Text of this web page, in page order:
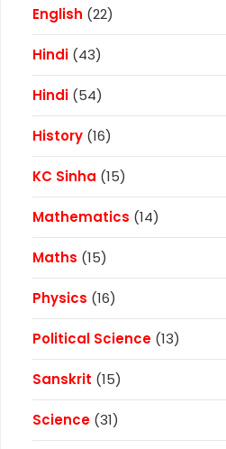
English (22)
Hindi (43)
Hindi (54)
History (16)
KC Sinha (15)
Mathematics (14)
Maths (15)
Physics (16)
Political Science (13)
Sanskrit (15)
Science (31)